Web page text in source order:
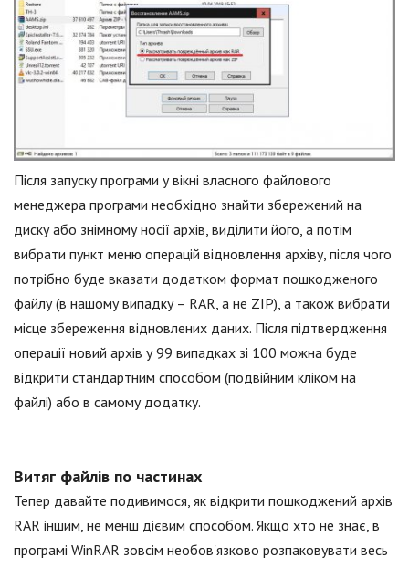
Після запуску програми у вікні власного файлового
менеджера програми необхідно знайти збережений на
диску або знімному носії архів, виділити його, а потім
вибрати пункт меню операцій відновлення архіву, після чого
потрібно буде вказати додатком формат пошкодженого
файлу (в нашому випадку – RAR, а не ZIP), а також вибрати
місце збереження відновлених даних. Після підтвердження
операції новий архів у 99 випадках зі 100 можна буде
відкрити стандартним способом (подвійним кліком на
файлі) або в самому додатку.
Витяг файлів по частинах
Тепер давайте подивимося, як відкрити пошкоджений архів
RAR іншим, не менш дієвим способом. Якщо хто не знає, в
програмі WinRAR зовсім необов'язково розпаковувати весь